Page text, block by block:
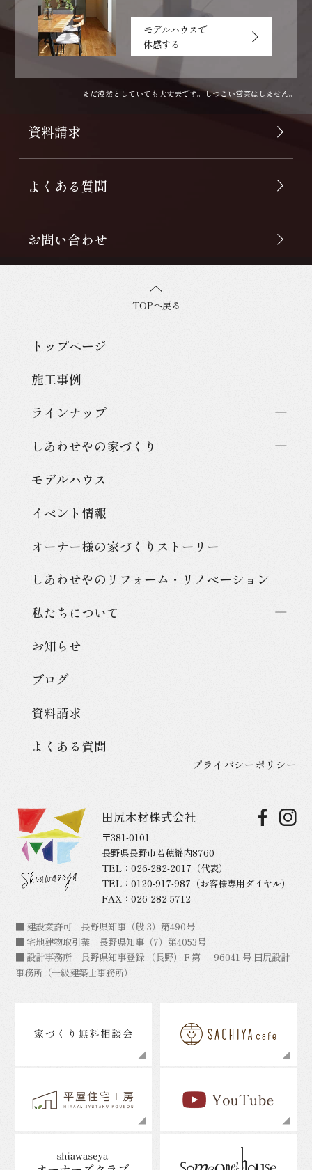
モデルハウスで
体感する
まだ漠然としていても大丈夫です。しつこい営業はしません。
資料請求
よくある質問
お問い合わせ
TOPへ戻る
田尻木材株式会社
〒381-0101
長野県長野市若穂綿内8760
TEL： 026-282-2017 （代表）
TEL： 0120-917-987 （お客様専用ダイヤル）
FAX：026-282-5712
■ 建設業許可 長野県知事（般-3）第490号
■ 宅地建物取引業 長野県知事（7）第4053号
■ 設計事務所 長野県知事登録 （長野）Ｆ第 96041 号 田尻設計
事務所（一級建築士事務所）
トップページ
施工事例
ラインナップ
しあわせやの家づくり
モデルハウス
イベント情報
オーナー様の家づくり ストーリー
しあわせやのリフォーム・ リノベーション
私たちについて
お知らせ
ブログ
資料請求
よくある質問
プライバシーポリシー